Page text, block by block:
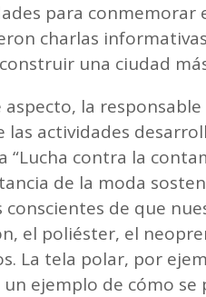
para conmemorar
charlas
una ciudad
aspecto, la
las actividades
“Lucha contra la
de la moda
conscientes de que
el poliéster, el
La tela polar, por
un ejemplo de cómo